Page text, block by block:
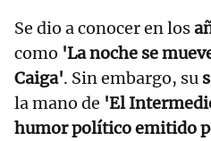
Se dio a conocer en los
como 'La noche se
Caiga'. Sin embargo, su
la mano de 'El
humor político emitido